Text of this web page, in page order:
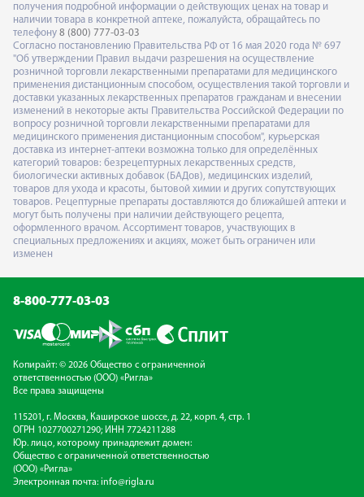
получения подробной информации о действующих ценах на товар и
наличии товара в конкретной аптеке, пожалуйста, обращайтесь по
телефону 8 (800) 777-03-03
Согласно постановлению Правительства РФ от 16 мая 2020 года № 697
"Об утверждении Правил выдачи разрешения на осуществление
розничной торговли лекарственными препаратами для медицинского
применения дистанционным способом, осуществления такой торговли и
доставки указанных лекарственных препаратов гражданам и внесении
изменений в некоторые акты Правительства Российской Федерации по
вопросу розничной торговли лекарственными препаратами для
медицинского применения дистанционным способом", курьерская
доставка из интернет-аптеки возможна только для определённых
категорий товаров: безрецептурных лекарственных средств,
биологически активных добавок (БАДов), медицинских изделий,
товаров для ухода и красоты, бытовой химии и других сопутствующих
товаров. Рецептурные препараты доставляются до ближайшей аптеки и
могут быть получены при наличии действующего рецепта,
оформленного врачом. Ассортимент товаров, участвующих в
специальных предложениях и акциях, может быть ограничен или
изменен
8-800-777-03-03
Копирайт: © 2026 Общество с ограниченной
ответственностью (ООО) «Ригла»
Все права защищены
115201, г. Москва, Каширское шоссе, д. 22, корп. 4, стр. 1
ОГРН 1027700271290; ИНН 7724211288
Юр. лицо, которому принадлежит домен:
Общество с ограниченной ответственностью
(ООО) «Ригла»
Электронная почта: info@rigla.ru